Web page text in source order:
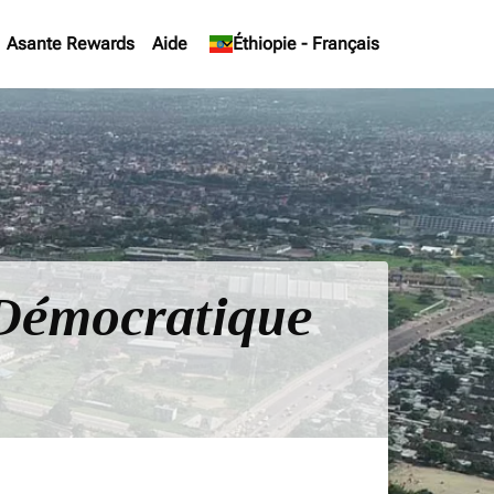
Asante Rewards Aide Éthiopie - Français
keyboard_arrow_down